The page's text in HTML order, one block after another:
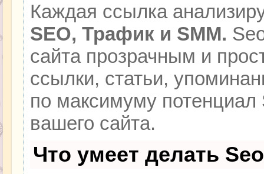
Каждая ссылка
SEO, Трафик и SMM.
сайта прозрачным и
ссылки, статьи,
по максимуму
вашего сайта.
Что умеет делать